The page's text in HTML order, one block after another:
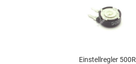
Einstellregler 500R